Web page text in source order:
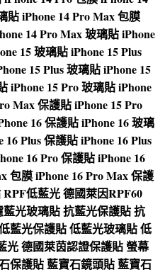
貼iPhone 14 Pro Max 包膜
14 Pro Max 玻璃貼iPhone
15 玻璃貼iPhone 15 Plus
15 Plus 玻璃貼iPhone 15
iPhone 15 Pro 玻璃貼iPhone
Max 保護貼iPhone 15 Pro
16 保護貼iPhone 16 玻璃
16 Plus 保護貼iPhone 16 Plus
16 Pro 保護貼iPhone 16
包膜iPhone 16 Pro Max 保護
RPF低藍光德國萊因RPF60
藍光玻璃貼抗藍光保護貼抗
藍光保護貼低藍光玻璃貼低
光德國萊茵認證保護貼螢幕
保護貼藍寶石鏡頭貼藍寶石